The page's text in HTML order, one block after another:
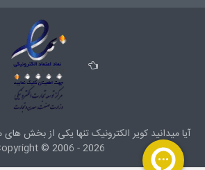
آیا میدانید کویر الکترونیک تنها یکی از بخش های
© 2006 - 2026